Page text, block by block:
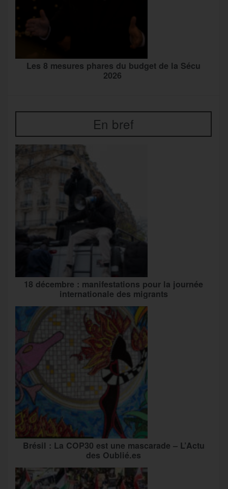
Les 8 mesures phares du budget de la Sécu
2026
En bref
18 décembre : manifestations pour la journée
internationale des migrants
Brésil : La COP30 est une mascarade – L’Actu
des Oublié.es